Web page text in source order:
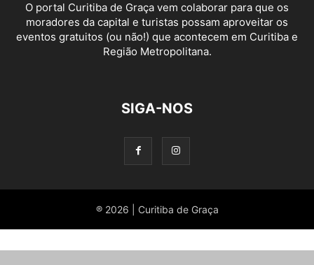
O portal Curitiba de Graça vem colaborar para que os
moradores da capital e turistas possam aproveitar os
eventos gratuitos (ou não!) que acontecem em Curitiba e
Região Metropolitana.
SIGA-NOS
® 2026 | Curitiba de Graça